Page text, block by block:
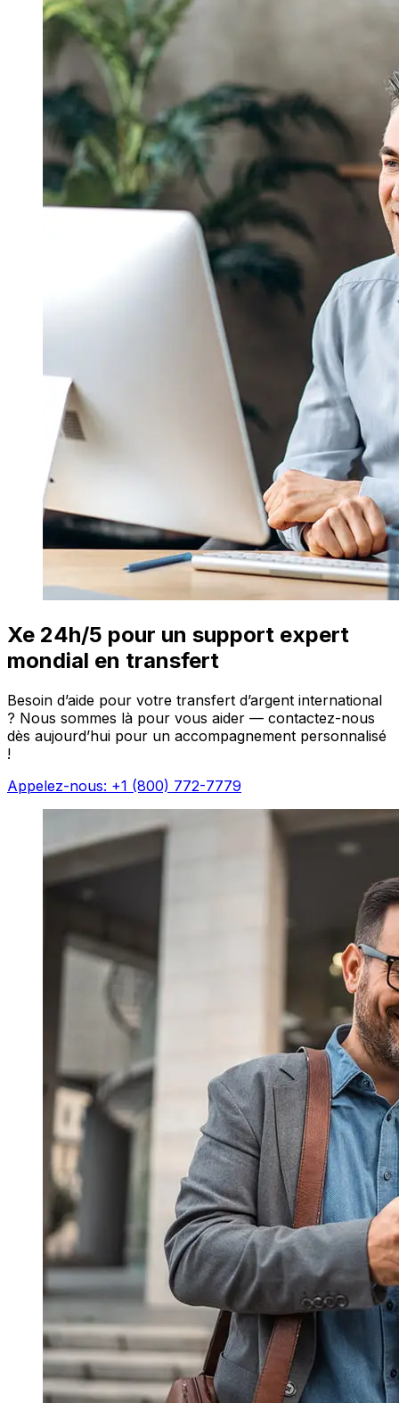
Xe 24h/5 pour un support expert
mondial en transfert
Besoin d’aide pour votre transfert d’argent international
? Nous sommes là pour vous aider — contactez-nous
dès aujourd’hui pour un accompagnement personnalisé
!
Appelez-nous: +1 (800) 772-7779